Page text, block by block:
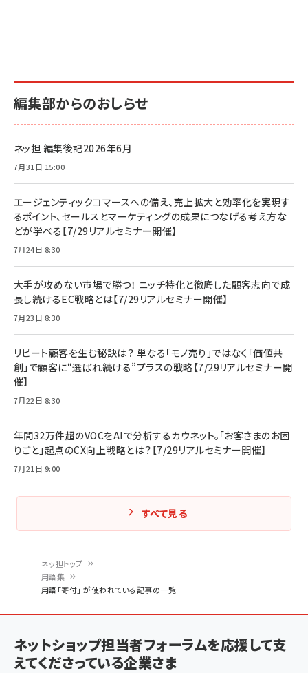
ン
く
ず
ネッ担トップ
用語集
用語「寄付」 が使われている記事の一覧
編集部からのおしらせ
ネッ担 編集後記2026年6月
7月31日 15:00
エージェンティックコマースへの備え、売上拡大と効率化を実現す
るポイント、セールスとマーケティングの成果につなげる考え方な
どが学べる【7/29リアルセミナー開催】
7月24日 8:30
大手が攻めない市場で勝つ！ ニッチ特化と徹底した顧客志向で成
長し続けるEC戦略とは【7/29リアルセミナー開催】
7月23日 8:30
リピート顧客を生む秘訣は？ 単なる「モノ売り」ではなく「価値共
創」で顧客に“選ばれ続ける”プラスの戦略【7/29リアルセミナー開
催】
7月22日 8:30
年間32万件超のVOCをAIで分析するカウネット。「お客さまのお困
りごと」起点のCX向上戦略とは？【7/29リアルセミナー開催】
7月21日 9:00
すべて見る
ネットショップ担当者フォーラムを応援して支
えてくださっている企業さま